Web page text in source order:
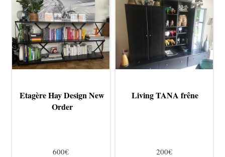
Etagère Hay Design New
Order
600€
Living TANA frêne
200€